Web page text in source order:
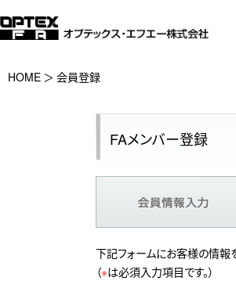
HOME 会員登録
FAメンバー登録
下記フォームにお客様の情報
（※は必須入力項目です。）